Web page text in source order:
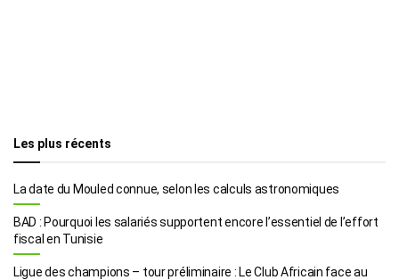
Les plus récents
La date du Mouled connue, selon les calculs astronomiques
BAD : Pourquoi les salariés supportent encore l’essentiel de l’effort
fiscal en Tunisie
Ligue des champions – tour préliminaire : Le Club Africain face au